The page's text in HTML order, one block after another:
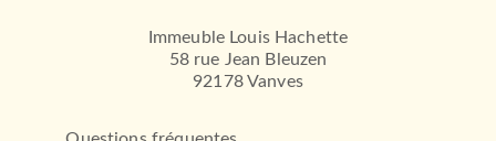
Immeuble Louis Hachette
58 rue Jean Bleuzen
92178 Vanves